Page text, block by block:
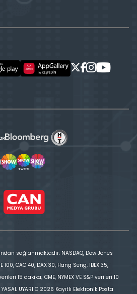
sağlanmaktadır. NASDAQ, Dow Jones
100, CAC 40, DAX 30, Hang Seng, IBEX 35,
15 dakika; CME, NYMEX VE S&P verileri 10
UYARI © 2026 Kayıtlı Elektronik Posta